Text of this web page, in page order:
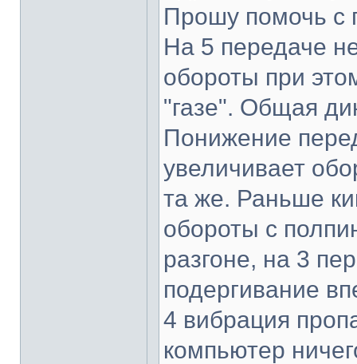
Прошу помочь с
На 5 передаче
обороты при
"газе". Общая
Понижение
увеличивает
та же. Раньше
обороты с
разгоне, на 3
подергивание
4 вибрация
компьютер